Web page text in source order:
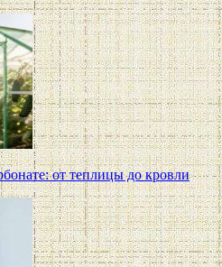
от теплицы до кровли